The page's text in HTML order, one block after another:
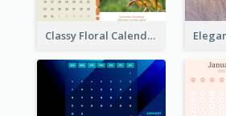
Classy Floral Calendar